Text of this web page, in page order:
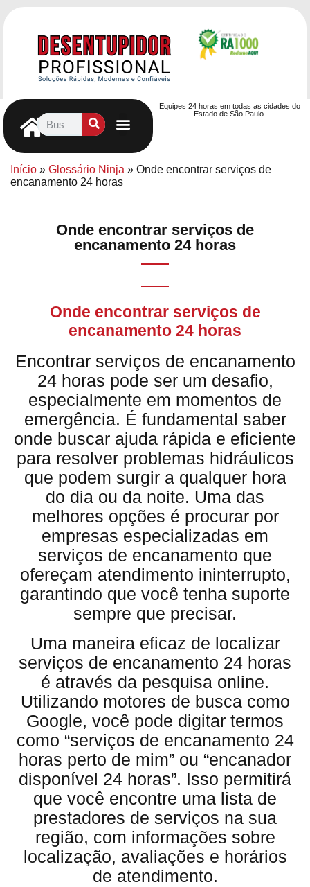
Equipes 24 horas em todas as cidades do
Estado de São Paulo.
Início » Glossário Ninja » Onde encontrar serviços de
encanamento 24 horas
Onde encontrar serviços de
encanamento 24 horas
Onde encontrar serviços de
encanamento 24 horas
Encontrar serviços de encanamento
24 horas pode ser um desafio,
especialmente em momentos de
emergência. É fundamental saber
onde buscar ajuda rápida e eficiente
para resolver problemas hidráulicos
que podem surgir a qualquer hora
do dia ou da noite. Uma das
melhores opções é procurar por
empresas especializadas em
serviços de encanamento que
ofereçam atendimento ininterrupto,
garantindo que você tenha suporte
sempre que precisar.
Uma maneira eficaz de localizar
serviços de encanamento 24 horas
é através da pesquisa online.
Utilizando motores de busca como
Google, você pode digitar termos
como “serviços de encanamento 24
horas perto de mim” ou “encanador
disponível 24 horas”. Isso permitirá
que você encontre uma lista de
prestadores de serviços na sua
região, com informações sobre
localização, avaliações e horários
de atendimento.